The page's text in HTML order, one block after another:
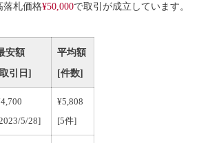
落札価格¥50,000で取引が成立しています。
安額
引日]
平均額
[件数]
5/28]
¥5,808
[5件]